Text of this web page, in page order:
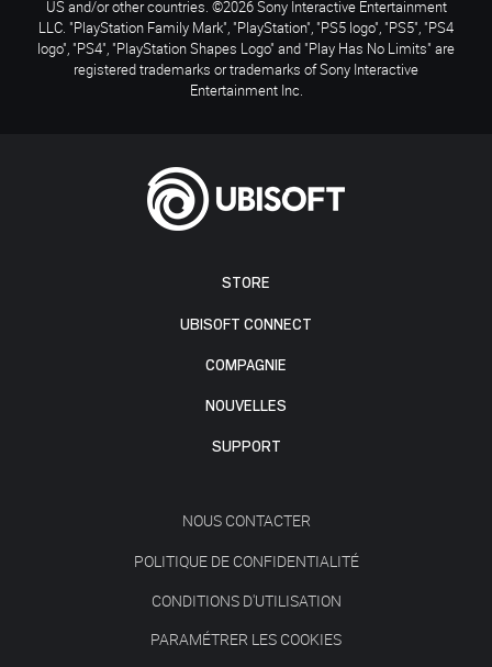
STORE
UBISOFT CONNECT
COMPAGNIE
NOUVELLES
SUPPORT
NOUS CONTACTER
POLITIQUE DE CONFIDENTIALITÉ
CONDITIONS D'UTILISATION
PARAMÉTRER LES COOKIES
US and/or other countries. ©2026 Sony Interactive Entertainment
LLC. "PlayStation Family Mark", "PlayStation", "PS5 logo", "PS5", "PS4
logo", "PS4", "PlayStation Shapes Logo" and "Play Has No Limits" are
registered trademarks or trademarks of Sony Interactive
Entertainment Inc.